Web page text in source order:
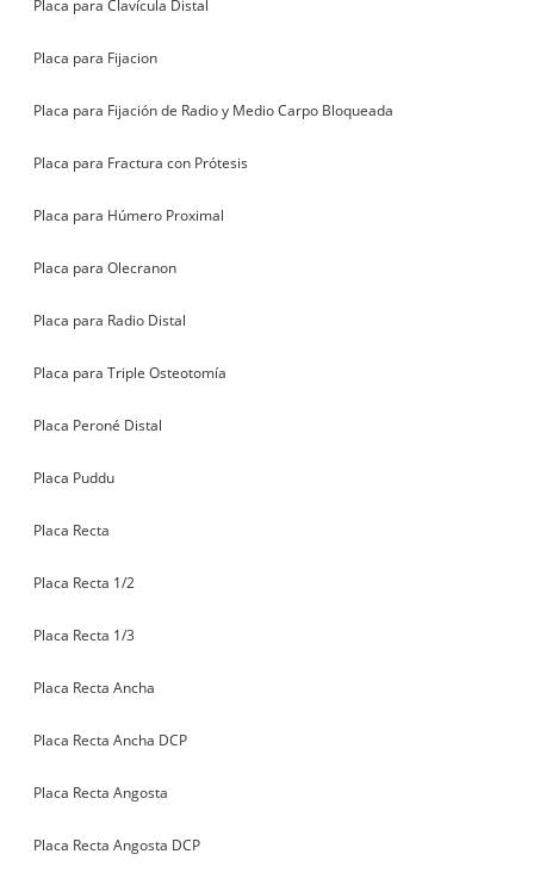
Placa para Clavícula Distal
Placa para Fijacion
Placa para Fijación de Radio y Medio Carpo Bloqueada
Placa para Fractura con Prótesis
Placa para Húmero Proximal
Placa para Olecranon
Placa para Radio Distal
Placa para Triple Osteotomía
Placa Peroné Distal
Placa Puddu
Placa Recta
Placa Recta 1/2
Placa Recta 1/3
Placa Recta Ancha
Placa Recta Ancha DCP
Placa Recta Angosta
Placa Recta Angosta DCP